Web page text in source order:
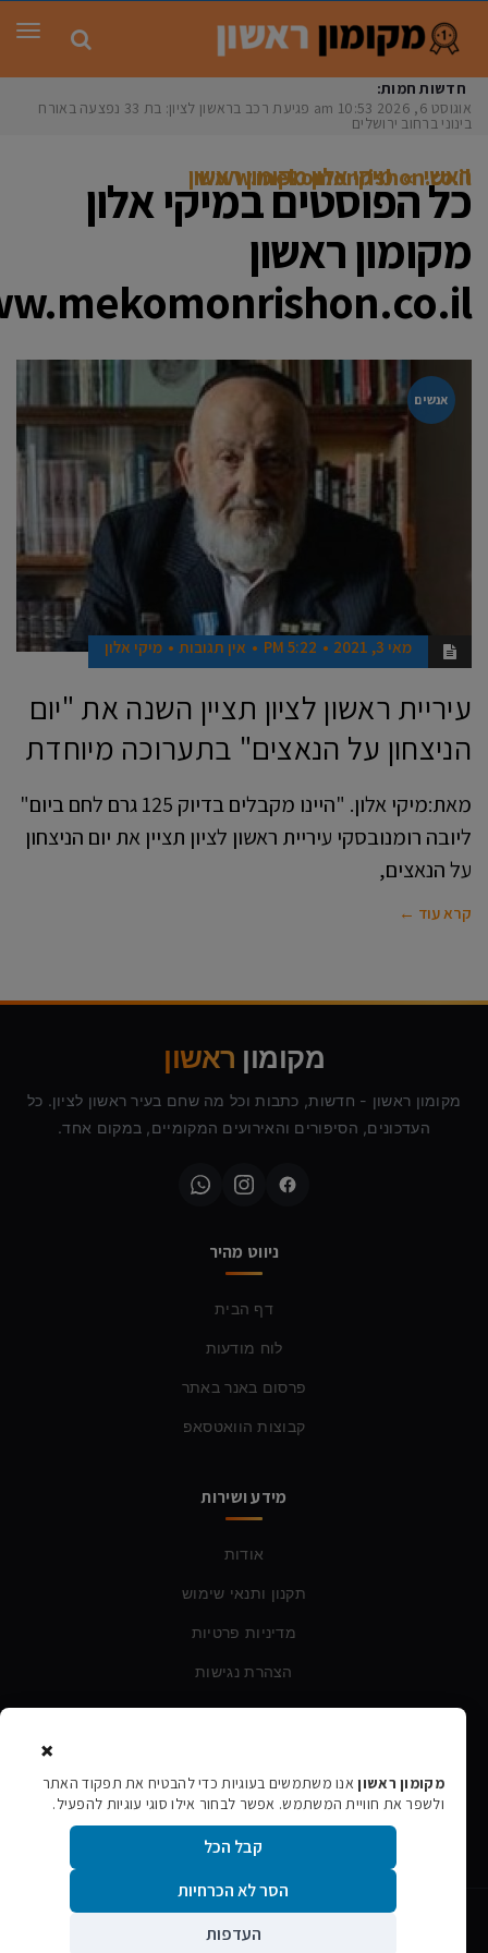
חדשות חמות:
אוגוסט 6, 2026
10:53 am פגיעת רכב בראשון לציון: בת 33 נפצעה באורח
בינוני ברחוב ירושלים
ראשי »
מיקי אלון מקומון ראשון www.mekomonrishon.co.il
כל הפוסטים במיקי אלון
מקומון ראשון
אנשים
מאי 3, 2021 5:22 PM אין תגובות מיקי אלון
עיריית ראשון לציון תציין השנה את "יום
הניצחון על הנאצים" בתערוכה מיוחדת
מאת:מיקי אלון. "היינו מקבלים בדיוק 125 גרם לחם ביום"
ליובה רומנובסקי עיריית ראשון לציון תציין את יום הניצחון
על הנאצים,
קרא עוד ←
מקומון ראשון
מקומון ראשון - חדשות, כתבות וכל מה שחם בעיר ראשון לציון. כל
העדכונים, הסיפורים והאירועים המקומיים, במקום אחד.
ניווט מהיר
דף הבית
לוח מודעות
פרסום באנר באתר
קבוצות הוואטסאפ
מידע ושירות
אודות
תקנון ותנאי שימוש
מדיניות פרטיות
הצהרת נגישות
טלפון: 054-760-6388
×
מקומון ראשוןאנו משתמשים בעוגיות כדי להבטיח את תפקוד האתר
ולשפר את חוויית המשתמש. אפשר לבחור אילו סוגי עוגיות להפעיל.
קבל הכל
הסר לא הכרחיות
העדפות